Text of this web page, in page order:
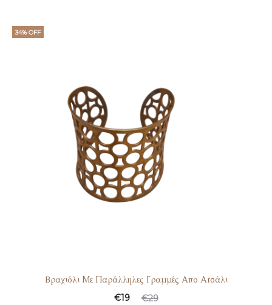
34% OFF
Bραχιόλι Με Παράλληλες Γραμμές Απο Ατσάλι
€29
€19